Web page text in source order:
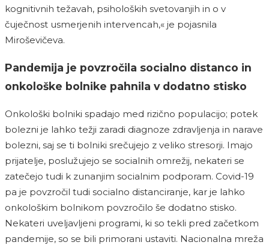
kognitivnih težavah, psiholoških svetovanjih in o v
čuječnost usmerjenih intervencah,« je pojasnila
Miroševičeva.
Pandemija je povzročila socialno distanco in
onkološke bolnike pahnila v dodatno stisko
Onkološki bolniki spadajo med rizično populacijo; potek
bolezni je lahko težji zaradi diagnoze zdravljenja in narave
bolezni, saj se ti bolniki srečujejo z veliko stresorji. Imajo
prijatelje, poslužujejo se socialnih omrežij, nekateri se
zatečejo tudi k zunanjim socialnim podporam. Covid-19
pa je povzročil tudi socialno distanciranje, kar je lahko
onkološkim bolnikom povzročilo še dodatno stisko.
Nekateri uveljavljeni programi, ki so tekli pred začetkom
pandemije, so se bili primorani ustaviti. Nacionalna mreža